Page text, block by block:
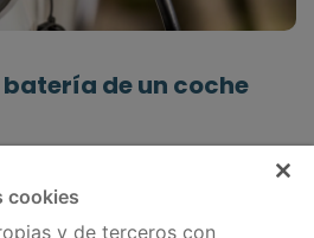
de un coche
cookies
y de terceros con